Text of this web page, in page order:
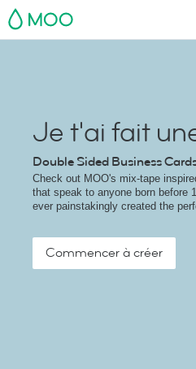
MOO
Je t'ai fait
Double Sided Business
Check out MOO's mix-tape
that speak to anyone born before
ever painstakingly created the
Commencer à créer